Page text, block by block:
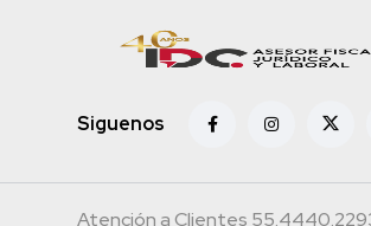
Siguenos
Atención a Clientes